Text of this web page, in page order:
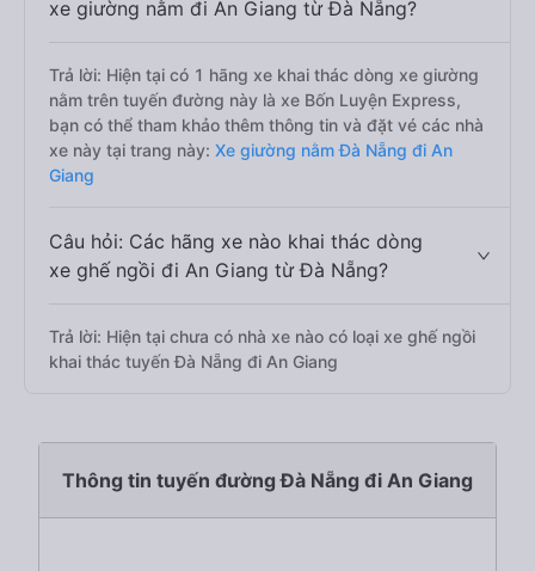
xe giường nằm đi An Giang từ Đà Nẵng?
Trả lời: Hiện tại có 1 hãng xe khai thác dòng xe giường
nằm trên tuyến đường này là xe Bốn Luyện Express,
bạn có thể tham khảo thêm thông tin và đặt vé các nhà
xe này tại trang này: Xe giường nằm Đà Nẵng đi An
Giang
Câu hỏi: Các hãng xe nào khai thác dòng
xe ghế ngồi đi An Giang từ Đà Nẵng?
Trả lời: Hiện tại chưa có nhà xe nào có loại xe ghế ngồi
khai thác tuyến Đà Nẵng đi An Giang
Thông tin tuyến đường Đà Nẵng đi An Giang